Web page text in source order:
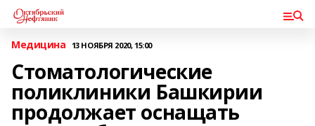
Медицина 13 НОЯБРЯ 2020, 15:00
Стоматологические
поликлиники Башкирии
продолжает оснащать